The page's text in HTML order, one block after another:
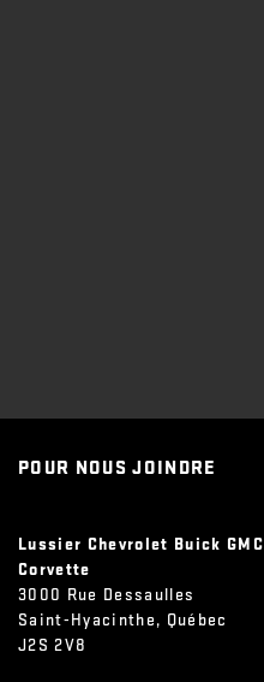
POUR NOUS JOINDRE
Lussier Chevrolet Buick GMC
Corvette
3000 Rue Dessaulles
Saint-Hyacinthe, Québec
J2S 2V8